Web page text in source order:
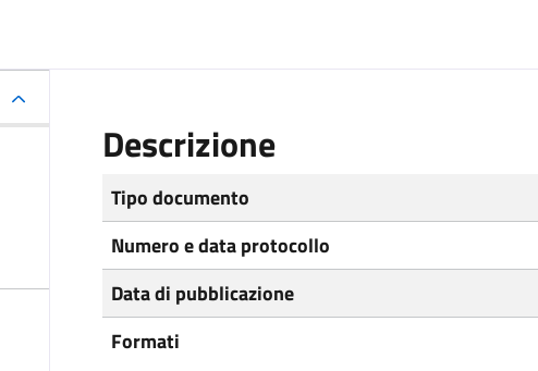
Descrizione
Tipo documento
Numero e data protocollo
Data di pubblicazione
Formati